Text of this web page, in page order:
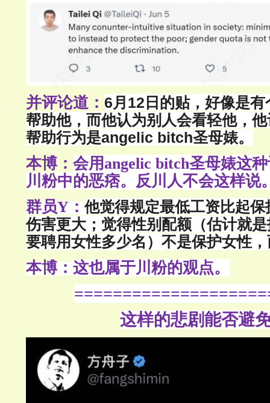
并评论道： 6月12日的贴，好像是
帮助他，而他认为别人会看轻他，
帮助行为是angelic bitch圣母婊。
本博： 会用angelic bitch圣母婊这
川粉中的恶痞。反川人不会这样说
群员Y：他觉得规定最低工资比起
伤害更大；觉得性别配额（估计就
要聘用女性多少名）不是保护女性
本博：这也属于川粉的观点。
这样的悲剧能否避